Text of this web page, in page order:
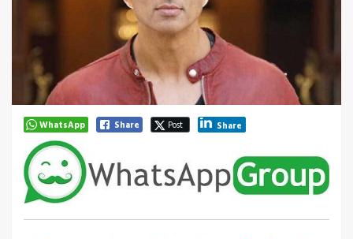
WhatsApp Share Post Share